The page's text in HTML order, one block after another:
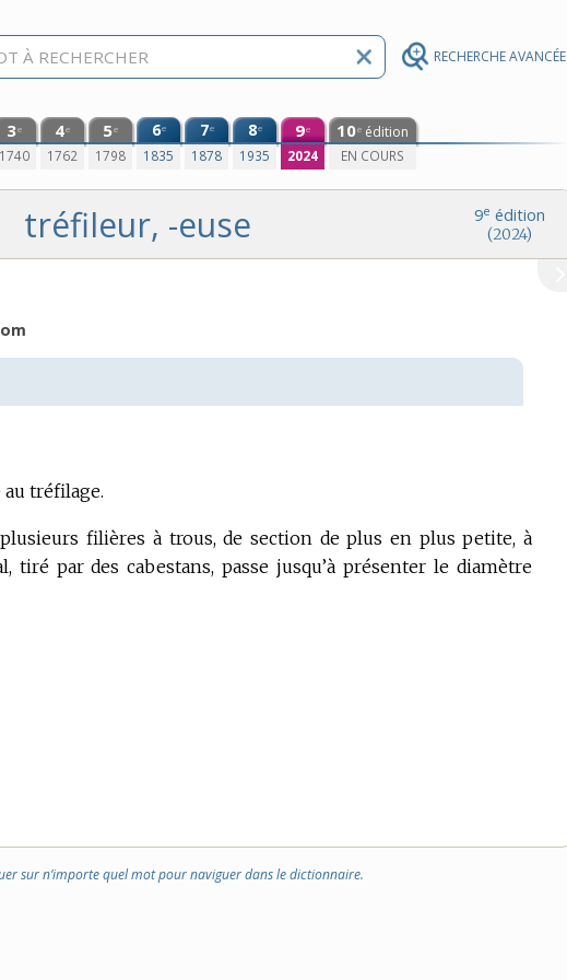
RECHERCHE AVANCÉE
3e
1740
4e
1762
5e
1798
6e
1835
7e
1878
8e
1935
9e
2024
10e édition
EN COURS
9e édition
(2024)
tréfileur, -euse
tréfilage.
filières à trous, de section de plus en plus petite, à
tiré par des cabestans, passe jusqu’à présenter le diamètre
sur n’importe quel mot pour naviguer dans le dictionnaire.